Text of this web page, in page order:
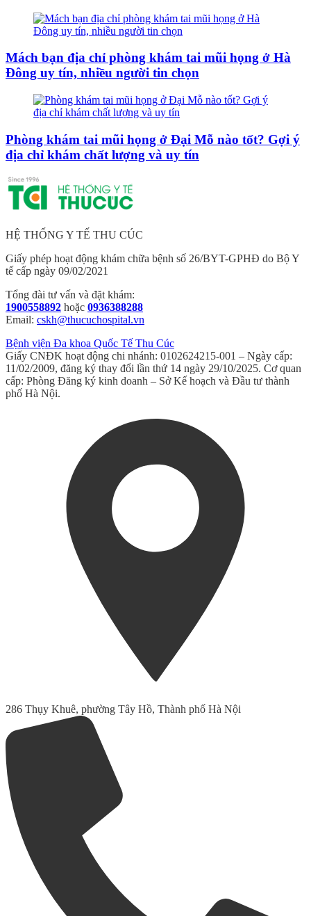
Mách bạn địa chỉ phòng khám tai mũi họng ở Hà
Đông uy tín, nhiều người tin chọn
Phòng khám tai mũi họng ở Đại Mỗ nào tốt? Gợi ý
địa chỉ khám chất lượng và uy tín
HỆ THỐNG Y TẾ THU CÚC
Giấy phép hoạt động khám chữa bệnh số 26/BYT-GPHĐ do Bộ Y
tế cấp ngày 09/02/2021
Tổng đài tư vấn và đặt khám:
1900558892 hoặc 0936388288
Email: cskh@thucuchospital.vn
Bệnh viện Đa khoa Quốc Tế Thu Cúc
Giấy CNĐK hoạt động chi nhánh: 0102624215-001 – Ngày cấp:
11/02/2009, đăng ký thay đổi lần thứ 14 ngày 29/10/2025. Cơ quan
cấp: Phòng Đăng ký kinh doanh – Sở Kế hoạch và Đầu tư thành
phố Hà Nội.
286 Thụy Khuê, phường Tây Hồ, Thành phố Hà Nội